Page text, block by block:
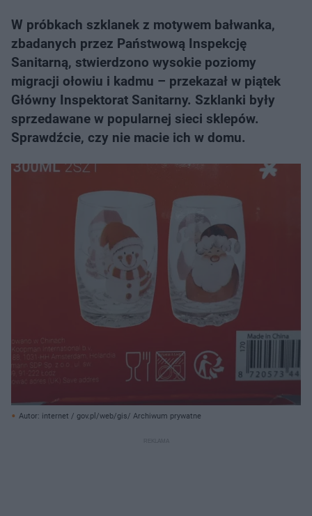
W próbkach szklanek z motywem bałwanka,
zbadanych przez Państwową Inspekcję
Sanitarną, stwierdzono wysokie poziomy
migracji ołowiu i kadmu – przekazał w piątek
Główny Inspektorat Sanitarny. Szklanki były
sprzedawane w popularnej sieci sklepów.
Sprawdźcie, czy nie macie ich w domu.
Autor: internet / gov.pl/web/gis/ Archiwum prywatne